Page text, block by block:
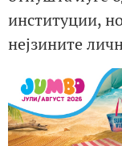
институции,
нејзините